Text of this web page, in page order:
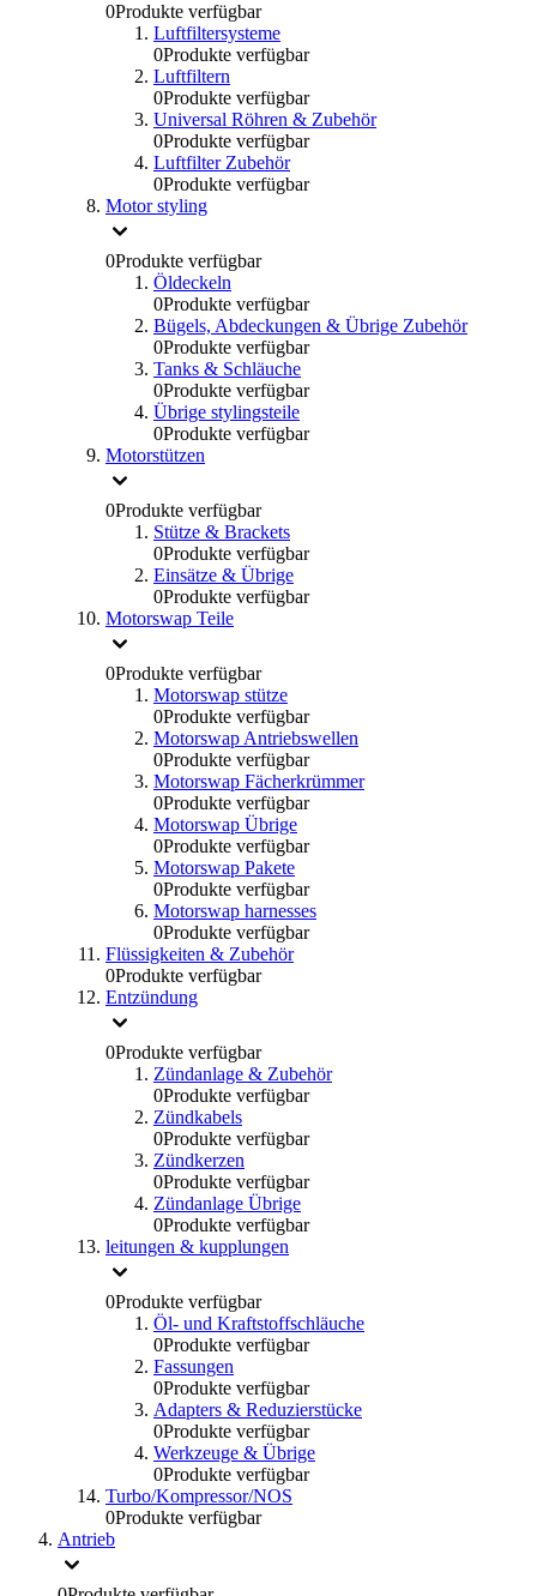
0Produkte verfügbar
Luftfiltersysteme
0Produkte verfügbar
Luftfiltern
0Produkte verfügbar
Universal Röhren & Zubehör
0Produkte verfügbar
Luftfilter Zubehör
0Produkte verfügbar
Motor styling
0Produkte verfügbar
Öldeckeln
0Produkte verfügbar
Bügels, Abdeckungen & Übrige Zubehör
0Produkte verfügbar
Tanks & Schläuche
0Produkte verfügbar
Übrige stylingsteile
0Produkte verfügbar
Motorstützen
0Produkte verfügbar
Stütze & Brackets
0Produkte verfügbar
Einsätze & Übrige
0Produkte verfügbar
Motorswap Teile
0Produkte verfügbar
Motorswap stütze
0Produkte verfügbar
Motorswap Antriebswellen
0Produkte verfügbar
Motorswap Fächerkrümmer
0Produkte verfügbar
Motorswap Übrige
0Produkte verfügbar
Motorswap Pakete
0Produkte verfügbar
Motorswap harnesses
0Produkte verfügbar
Flüssigkeiten & Zubehör
0Produkte verfügbar
Entzündung
0Produkte verfügbar
Zündanlage & Zubehör
0Produkte verfügbar
Zündkabels
0Produkte verfügbar
Zündkerzen
0Produkte verfügbar
Zündanlage Übrige
0Produkte verfügbar
leitungen & kupplungen
0Produkte verfügbar
Öl- und Kraftstoffschläuche
0Produkte verfügbar
Fassungen
0Produkte verfügbar
Adapters & Reduzierstücke
0Produkte verfügbar
Werkzeuge & Übrige
0Produkte verfügbar
Turbo/Kompressor/NOS
0Produkte verfügbar
Antrieb